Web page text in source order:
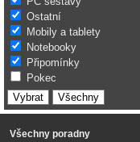
Ostatní
Mobily a tablety
Notebooky
Připomínky
Pokec
Všechny poradny